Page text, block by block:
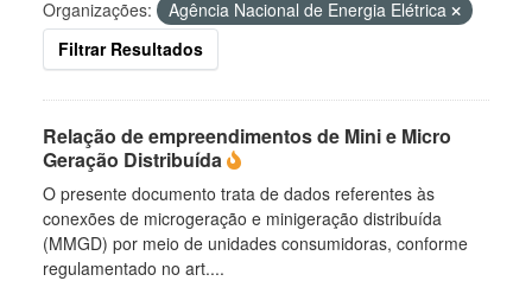
Organizações:
Agência Nacional de Energia Elétrica
Filtrar Resultados
Relação de empreendimentos de Mini e Micro
Geração Distribuída
O presente documento trata de dados referentes às
conexões de microgeração e minigeração distribuída
(MMGD) por meio de unidades consumidoras, conforme
regulamentado no art....